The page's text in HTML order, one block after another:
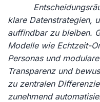
klare Datenstrategien,
auffindbar zu bleiben.
Modelle wie Echtzeit-
Personas und
Transparenz und
zu zentralen
zunehmend